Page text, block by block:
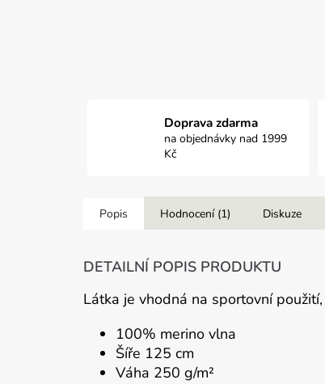
Doprava zdarma
na objednávky nad 1999
Kč
Popis Hodnocení (1) Diskuze
DETAILNÍ POPIS PRODUKTU
Látka je vhodná na sportovní
100% merino vlna
Šíře 125 cm
Váha 250 g/m²